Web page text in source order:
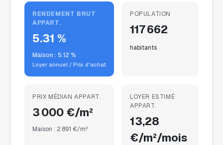
RENDEMENT BRUT
APPART.
5.31 %
Maison : 5.12 %
Loyer annuel / Prix d'achat
POPULATION
117 662
habitants
PRIX MÉDIAN APPART.
3 000 €/m²
Maison : 2 891 €/m²
LOYER ESTIMÉ
APPART.
13,28
€/m²/mois